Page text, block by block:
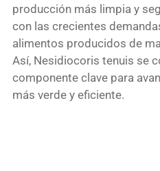
producción más limpia y
con las crecientes
alimentos producidos de
Así, Nesidiocoris tenuis se
componente clave para
más verde y eficiente.